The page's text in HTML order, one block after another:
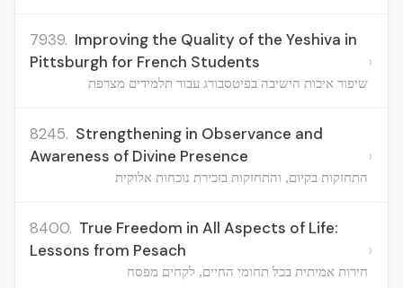
7939. Improving the Quality of the Yeshiva in
Pittsburgh for French Students
שיפור איכות הישיבה בפיטסבורג עבור תלמידים מצרפת
›
8245. Strengthening in Observance and
Awareness of Divine Presence
התחזקות בקיום, והתחזקות בזכירת נוכחות אלוקית
›
8400. True Freedom in All Aspects of Life:
Lessons from Pesach
חירות אמיתית בכל תחומי החיים, לקחים מפסח
›